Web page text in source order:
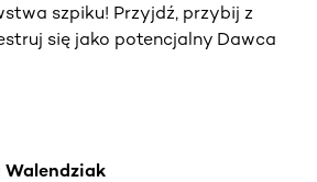
szpiku! Przyjdź, przybij z
się jako potencjalny Dawca
Walendziak